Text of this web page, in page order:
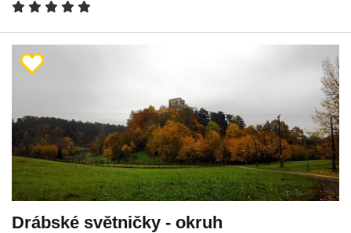
Drábské světničky - okruh